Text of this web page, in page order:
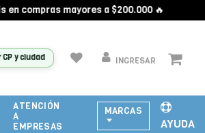
mayores a $200.000 🔥
y ciudad INGRESAR
ATENCIÓN
A
EMPRESAS
MARCAS
AYUDA